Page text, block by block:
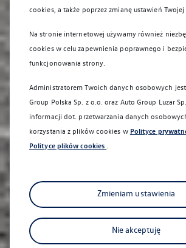
cookies, a także poprzez zmianę ustawień Twojej
Na stronie internetowej używamy również
cookies w celu zapewnienia poprawnego i
funkcjonowania strony.
Administratorem Twoich danych osobowych
Group Polska Sp. z o.o. oraz Auto Group Luzar
informacji dot. przetwarzania danych
korzystania z plików cookies w Polityce
Polityce plików cookies
Zmieniam ustawienia
Nie akceptuję